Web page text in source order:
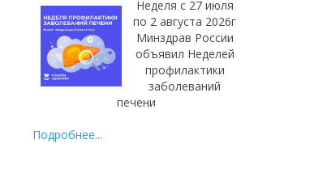
Неделя с 27 июля
по 2 августа 2026г
Минздрав России
объявил Неделей
профилактики
заболеваний
печени
Подробнее...